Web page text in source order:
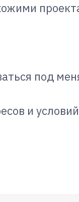
под
и